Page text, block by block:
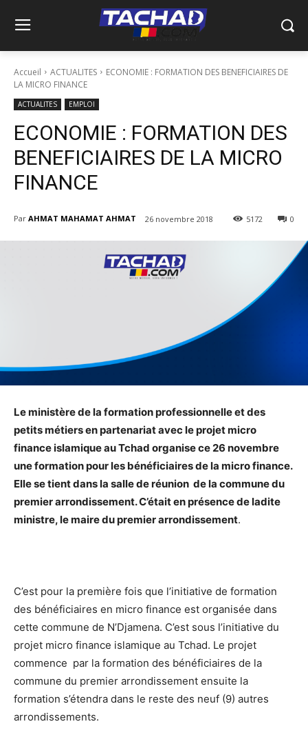
Accueil ACTUALITES
ECONOMIE : FORMATION DES BENEFICIAIRES DE
LA MICRO FINANCE
ACTUALITES EMPLOI
ECONOMIE : FORMATION DES
BENEFICIAIRES DE LA MICRO
FINANCE
Par AHMAT MAHAMAT AHMAT 26 novembre 2018 0
5172
Le ministère de la formation professionnelle et des
petits métiers en partenariat avec le projet micro
finance islamique au Tchad organise ce 26 novembre
une formation pour les bénéficiaires de la micro finance.
Elle se tient dans la salle de réunion de la commune du
premier arrondissement. C’était en présence de ladite
ministre, le maire du premier arrondissement.
C’est pour la première fois que l’initiative de formation
des bénéficiaires en micro finance est organisée dans
cette commune de N’Djamena. C’est sous l’initiative du
projet micro finance islamique au Tchad. Le projet
commence par la formation des bénéficiaires de la
commune du premier arrondissement ensuite la
formation s’étendra dans le reste des neuf (9) autres
arrondissements.